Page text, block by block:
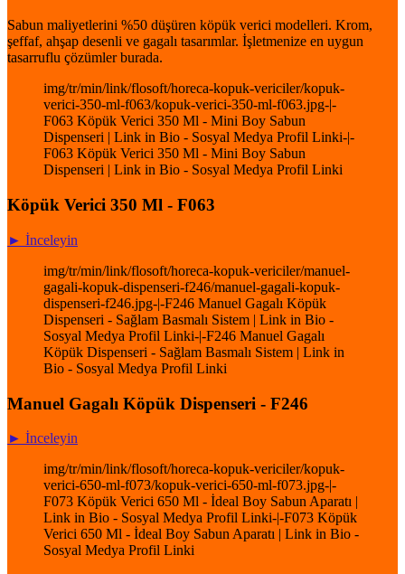
Sabun maliyetlerini %50 düşüren köpük verici modelleri. Krom,
şeffaf, ahşap desenli ve gagalı tasarımlar. İşletmenize en uygun
tasarruflu çözümler burada.
img/tr/min/link/flosoft/horeca-kopuk-vericiler/kopuk-
verici-350-ml-f063/kopuk-verici-350-ml-f063.jpg-|-
F063 Köpük Verici 350 Ml - Mini Boy Sabun
Dispenseri | Link in Bio - Sosyal Medya Profil Linki-|-
F063 Köpük Verici 350 Ml - Mini Boy Sabun
Dispenseri | Link in Bio - Sosyal Medya Profil Linki
Köpük Verici 350 Ml - F063
► İnceleyin
img/tr/min/link/flosoft/horeca-kopuk-vericiler/manuel-
gagali-kopuk-dispenseri-f246/manuel-gagali-kopuk-
dispenseri-f246.jpg-|-F246 Manuel Gagalı Köpük
Dispenseri - Sağlam Basmalı Sistem | Link in Bio -
Sosyal Medya Profil Linki-|-F246 Manuel Gagalı
Köpük Dispenseri - Sağlam Basmalı Sistem | Link in
Bio - Sosyal Medya Profil Linki
Manuel Gagalı Köpük Dispenseri - F246
► İnceleyin
img/tr/min/link/flosoft/horeca-kopuk-vericiler/kopuk-
verici-650-ml-f073/kopuk-verici-650-ml-f073.jpg-|-
F073 Köpük Verici 650 Ml - İdeal Boy Sabun Aparatı |
Link in Bio - Sosyal Medya Profil Linki-|-F073 Köpük
Verici 650 Ml - İdeal Boy Sabun Aparatı | Link in Bio -
Sosyal Medya Profil Linki